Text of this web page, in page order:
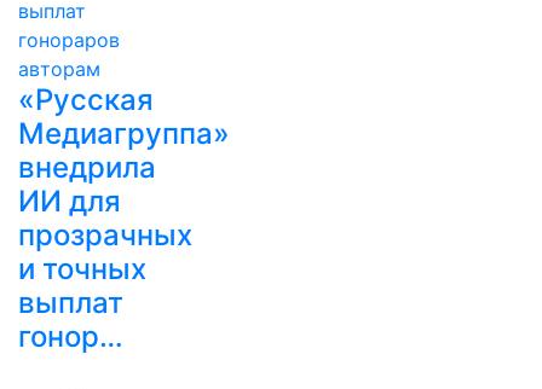
«Русская
Медиагруппа»
внедрила
ИИ для
прозрачных
и точных
выплат
гонор…